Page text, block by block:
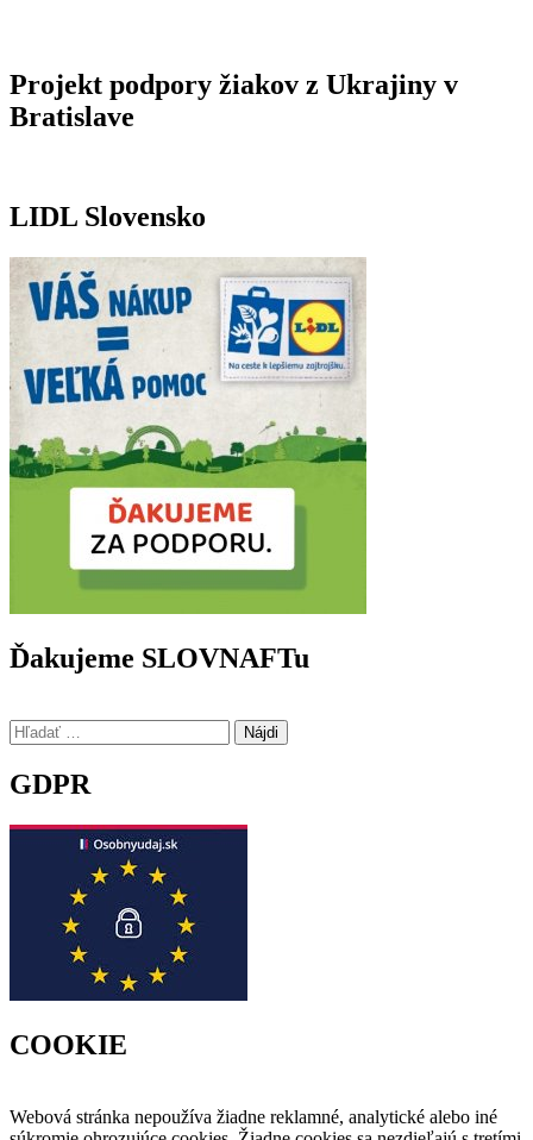
Projekt podpory žiakov z Ukrajiny v
Bratislave
LIDL Slovensko
Ďakujeme SLOVNAFTu
Hľadať:
GDPR
COOKIE
Webová stránka nepoužíva žiadne reklamné, analytické alebo iné